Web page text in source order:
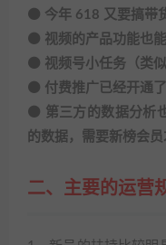
⚫ 今年 618 又要搞带
⚫ 视频的产品功能也
⚫ 视频号小任务（类
⚫ 付费推广已经开通
⚫ 第三方的数据分析
的数据，需要新榜会员
二、主要的运营